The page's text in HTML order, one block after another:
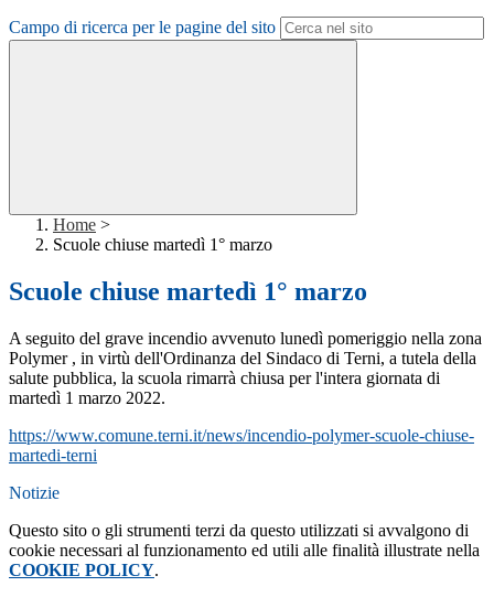
Campo di ricerca per le pagine del sito
Home >
Scuole chiuse martedì 1° marzo
Scuole chiuse martedì 1° marzo
A seguito del grave incendio avvenuto lunedì pomeriggio nella zona
Polymer , in virtù dell'Ordinanza del Sindaco di Terni, a tutela della
salute pubblica, la scuola rimarrà chiusa per l'intera giornata di
martedì 1 marzo 2022.
https://www.comune.terni.it/news/incendio-polymer-scuole-chiuse-
martedi-terni
Notizie
Questo sito o gli strumenti terzi da questo utilizzati si avvalgono di
cookie necessari al funzionamento ed utili alle finalità illustrate nella
COOKIE POLICY.